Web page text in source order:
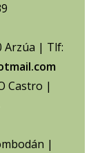
Arzúa | Tlf:
Castro |
|